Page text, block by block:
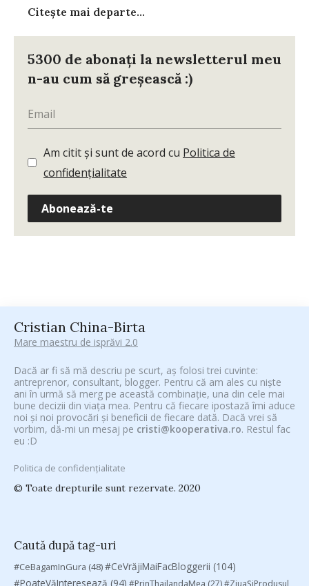
Citește mai departe...
5300 de abonați la newsletterul meu
n-au cum să greșească :)
Am citit și sunt de acord cu Politica de
confidențialitate
Abonează-te
Cristian China-Birta
Mare maestru de isprăvi 2.0
Dacă ar fi să mă descriu pe scurt, aș folosi trei cuvinte:
antreprenor, consultant, blogger. Pentru că am ales cu niște
ani în urmă să merg pe această combinație, una din cele mai
bune decizii din viața mea. Pentru că fiecare ipostază îmi aduce
noi și noi provocări și beneficii de fiecare dată. Dacă vrei să
vorbim, dă-mi un mesaj pe cristi@kooperativa.ro. Restul fac
eu :D
Politica de confidențialitate
© Toate drepturile sunt rezervate. 2020
Caută după tag-uri
#CeBagamInGura (48)#CeVrăjiMaiFacBloggerii (104)
#PoateVăInteresează (94) #PrinThailandaMea (27)#ZiuaȘiProdusul